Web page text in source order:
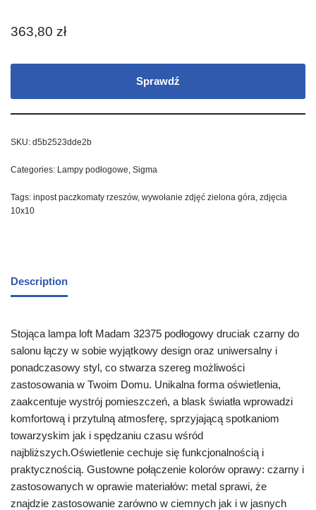
363,80 zł
Sprawdź
SKU: d5b2523dde2b
Categories: Lampy podłogowe, Sigma
Tags: inpost paczkomaty rzeszów, wywołanie zdjęć zielona góra, zdjęcia
10x10
Description
Stojąca lampa loft Madam 32375 podłogowy druciak czarny do
salonu łączy w sobie wyjątkowy design oraz uniwersalny i
ponadczasowy styl, co stwarza szereg możliwości
zastosowania w Twoim Domu. Unikalna forma oświetlenia,
zaakcentuje wystrój pomieszczeń, a blask światła wprowadzi
komfortową i przytulną atmosferę, sprzyjającą spotkaniom
towarzyskim jak i spędzaniu czasu wśród
najbliższych.Oświetlenie cechuje się funkcjonalnością i
praktycznością. Gustowne połączenie kolorów oprawy: czarny i
zastosowanych w oprawie materiałów: metal sprawi, że
znajdzie zastosowanie zarówno w ciemnych jak i w jasnych